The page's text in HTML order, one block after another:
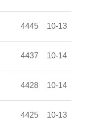
4445 10-13
4437 10-14
4428 10-14
4425 10-13